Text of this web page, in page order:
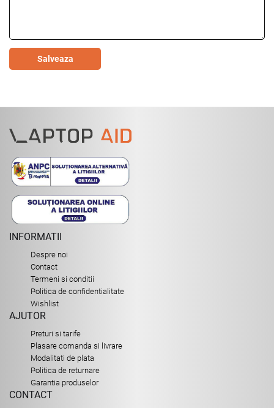
Salveaza
INFORMATII
Despre noi
Contact
Termeni si conditii
Politica de confidentialitate
Wishlist
AJUTOR
Preturi si tarife
Plasare comanda si livrare
Modalitati de plata
Politica de returnare
Garantia produselor
CONTACT